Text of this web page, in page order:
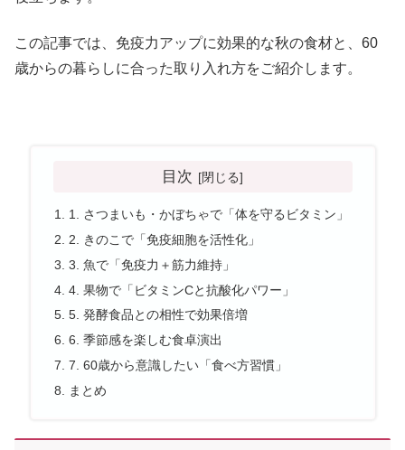
この記事では、免疫力アップに効果的な秋の食材と、60
歳からの暮らしに合った取り入れ方をご紹介します。
目次
1. さつまいも・かぼちゃで「体を守るビタミン」
2. きのこで「免疫細胞を活性化」
3. 魚で「免疫力＋筋力維持」
4. 果物で「ビタミンCと抗酸化パワー」
5. 発酵食品との相性で効果倍増
6. 季節感を楽しむ食卓演出
7. 60歳から意識したい「食べ方習慣」
まとめ